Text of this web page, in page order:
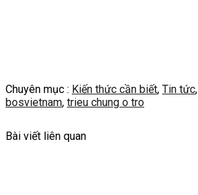
Chuyên mục : Kiến thức cần biết, Tin tức,
bosvietnam, trieu chung o tro
Bài viết liên quan